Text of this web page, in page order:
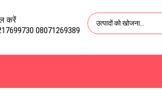
करें
08071269389